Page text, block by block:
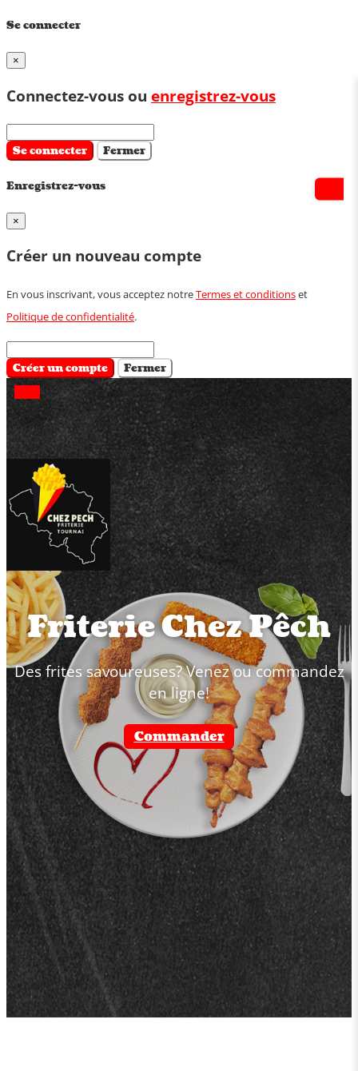
Se connecter
×
Connectez-vous ou enregistrez-vous
Se connecter Fermer
Enregistrez-vous
×
Créer un nouveau compte
En vous inscrivant, vous acceptez notreTermes et conditionset
Politique de confidentialité.
Créer un compte Fermer
Friterie Chez Pêch
Des frites savoureuses? Venez ou commandez
en ligne!
Commander